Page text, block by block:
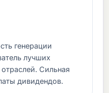
генерации
лучших
Сильная
дивидендов.